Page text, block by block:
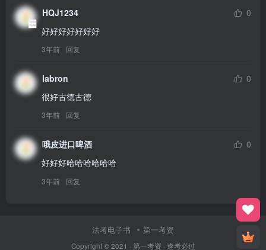
HQJ1234
0
好好好好好好好
3年前 回复
labron
0
很好古德古德
3年前 回复
哦皮进口啤酒
0
好好好哈哈哈哈哈哈
3年前 回复
法考电子书 第一考资
Copyright © 2021 · 第一考资 · 逢考必过